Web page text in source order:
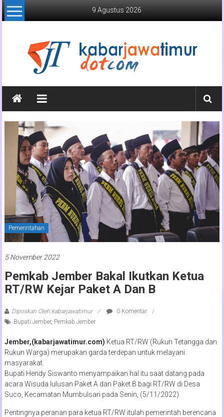
Lompat
ke
9 Agustus 2026
Kabar
Jawa
Timur
Media
Online
Jawa
Timur
Pemerintahan
5 November 2022
Pemkab Jember Bakal Ikutkan Ketua
RT/RW Kejar Paket A Dan B
Diposkan Oleh:kabarjawatimur
0 Komentar
Bupati Jember, Pemkab Jember
Jember,(kabarjawatimur.com) Ketua RT/RW (Rukun Tetangga dan
Rukun Warga) merupakan garda terdepan untuk melayani
masyarakat.
Bupati Hendy Siswanto menyampaikan hal itu saat datang pada
acara Wisuda lulusan Paket A dan Paket B bagi RT/RW di Desa
Suco, Kecamatan Mumbulsari pada Senin, (5/11/2022).
Pentingnya peranan para ketua RT/RW itulah pemerintah berencana